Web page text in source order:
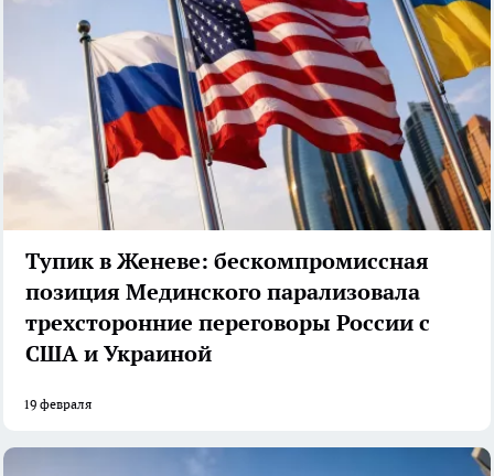
Тупик в Женеве: бескомпромиссная
позиция Мединского парализовала
трехсторонние переговоры России с
США и Украиной
19 февраля